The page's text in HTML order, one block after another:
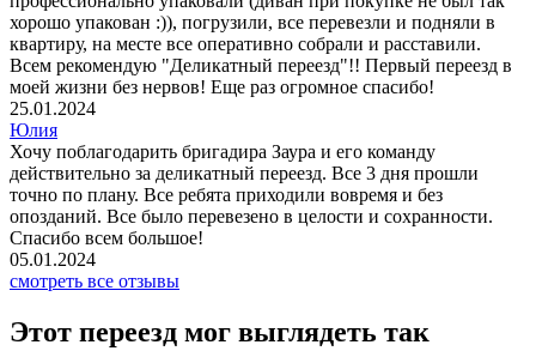
хорошо упакован :)), погрузили, все перевезли и подняли в
квартиру, на месте все оперативно собрали и расставили.
Всем рекомендую "Деликатный переезд"!! Первый переезд в
моей жизни без нервов! Еще раз огромное спасибо!
25.01.2024
Юлия
Хочу поблагодарить бригадира Заура и его команду
действительно за деликатный переезд. Все 3 дня прошли
точно по плану. Все ребята приходили вовремя и без
опозданий. Все было перевезено в целости и сохранности.
Спасибо всем большое!
05.01.2024
смотреть все отзывы
Этот переезд мог выглядеть так